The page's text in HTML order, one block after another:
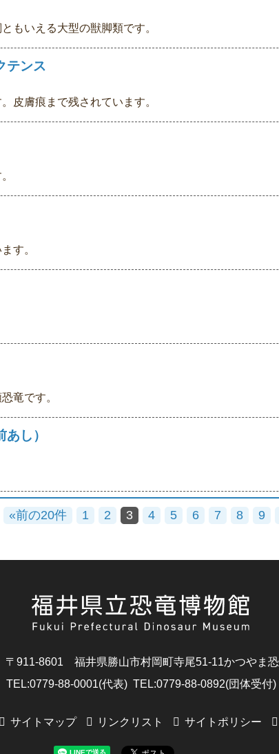
もいえる大型の獣脚類です。
テンス
皮膚痕まで残されています。
す。
竜です。
し）
«前の20件 1 2 3 4 5 6 7 8 9
〒911-8601 福井県勝山市村岡町寺尾51-11かつやま
TEL:0779-88-0001(代表) TEL:0779-88-0892(団体受付)
サイトマップ リンクリスト サイトポリシー